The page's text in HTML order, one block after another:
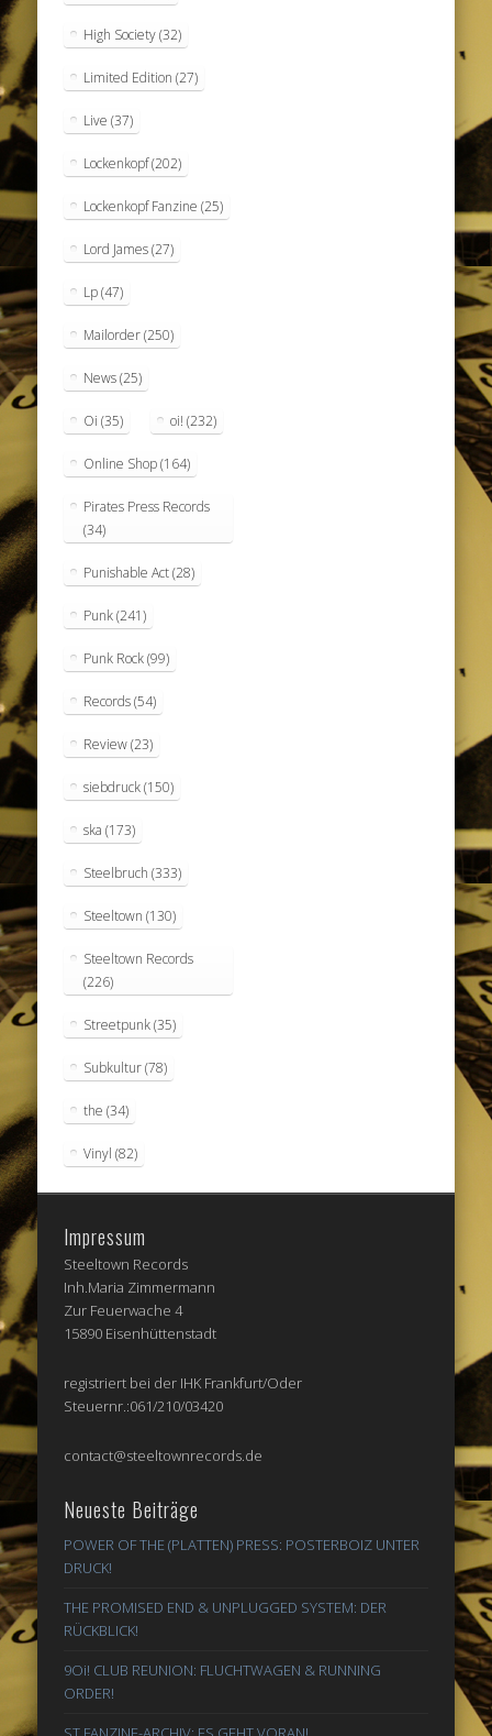
High Society(32)
Limited Edition (27)
Live (37)
Lockenkopf(202)
Lockenkopf Fanzine (25)
Lord James(27)
Lp(47)
Mailorder(250)
News(25)
Oi (35) oi! (232)
Online Shop(164)
Pirates Press Records
(34)
Punishable Act(28)
Punk(241)
Punk Rock(99)
Records(54)
Review(23)
siebdruck(150)
ska (173)
Steelbruch (333)
Steeltown (130)
Steeltown Records
(226)
Streetpunk(35)
Subkultur(78)
the (34)
Vinyl (82)
Impressum
Steeltown Records
Inh.Maria Zimmermann
Zur Feuerwache 4
15890 Eisenhüttenstadt
registriert bei der IHK Frankfurt/Oder
Steuernr.:061/210/03420
contact@steeltownrecords.de
Neueste Beiträge
POWER OF THE (PLATTEN) PRESS: POSTERBOIZ UNTER
DRUCK!
THE PROMISED END & UNPLUGGED SYSTEM: DER
RÜCKBLICK!
9Oi! CLUB REUNION: FLUCHTWAGEN & RUNNING
ORDER!